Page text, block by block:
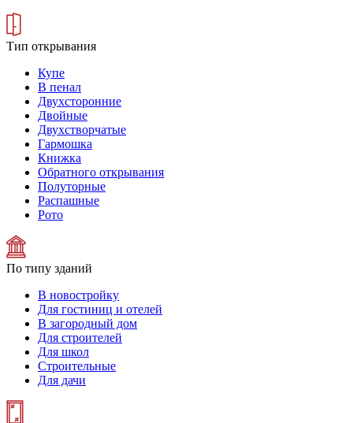
Тип открывания
Купе
В пенал
Двухсторонние
Двойные
Двухстворчатые
Гармошка
Книжка
Обратного открывания
Полуторные
Распашные
Рото
По типу зданий
В новостройку
Для гостиниц и отелей
В загородный дом
Для строителей
Для школ
Строительные
Для дачи